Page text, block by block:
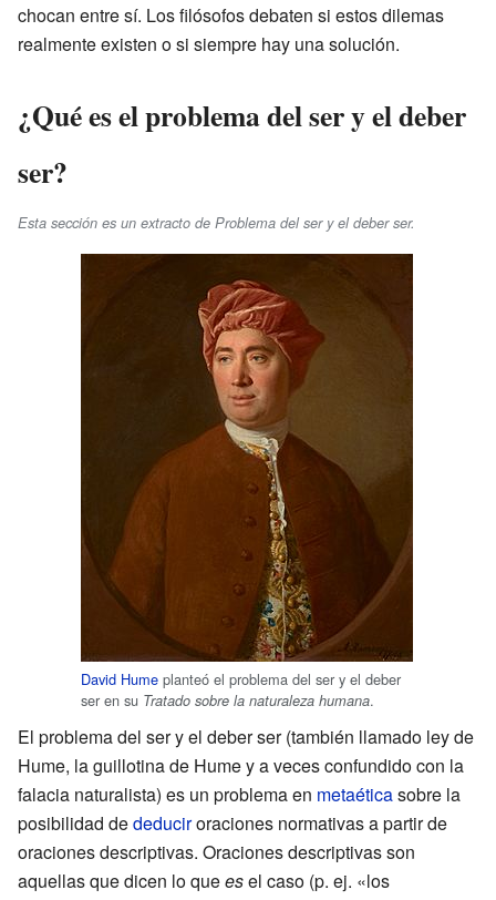
chocan entre sí. Los filósofos debaten si estos dilemas
realmente existen o si siempre hay una solución.
¿Qué es el problema del ser y el deber
ser?
Esta sección es un extracto de Problema del ser y el deber ser.
David Hume planteó el problema del ser y el deber
ser en su Tratado sobre la naturaleza humana.
El problema del ser y el deber ser (también llamado ley de
Hume, la guillotina de Hume y a veces confundido con la
falacia naturalista) es un problema en metaéticasobre la
posibilidad dededuciroraciones normativas a partir de
oraciones descriptivas. Oraciones descriptivas son
aquellas que dicen lo queesel caso (p. ej. «los